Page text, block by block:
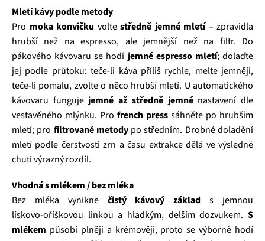
Mletí kávy podle metody
Pro moka konvičku volte středně jemné mletí– zpravidla
hrubší než na espresso, ale jemnější než na filtr. Do
pákového kávovaru se hodí jemné espresso mletí; dolaďte
jej podle průtoku: teče‑li káva příliš rychle, melte jemněji,
teče‑li pomalu, zvolte o něco hrubší mletí. U automatického
kávovaru funguje jemné až středně jemnénastavení dle
vestavěného mlýnku. Pro french press sáhněte po hrubším
mletí; pro filtrované metodypo středním. Drobné doladění
mletí podle čerstvosti zrn a času extrakce dělá ve výsledné
chuti výrazný rozdíl.
Vhodná s mlékem / bez mléka
Bez mléka vynikne čistý kávový základ s jemnou
lískovo‑oříškovou linkou a hladkým, delším dozvukem. S
mlékem působí plněji a krémověji, proto se výborně hodí